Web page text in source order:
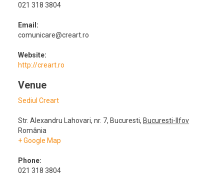
021 318 3804
Email:
comunicare@creart.ro
Website:
http://creart.ro
Venue
Sediul Creart
Str. Alexandru Lahovari, nr. 7, Bucuresti, Bucuresti-Ilfov
România
+ Google Map
Phone:
021 318 3804